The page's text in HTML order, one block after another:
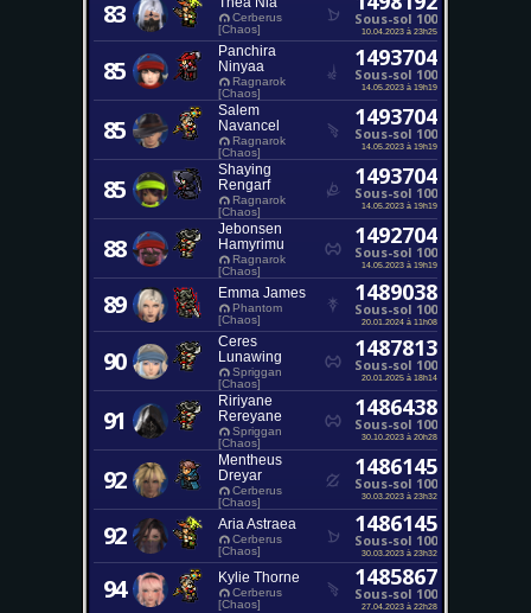
83
Cerberus
[Chaos]
Sous-sol 100
10.04.2023 à 23h25
85
Panchira
Ninyaa
Ragnarok
[Chaos]
1493704
Sous-sol 100
14.05.2023 à 19h19
85
Salem
Navancel
Ragnarok
[Chaos]
1493704
Sous-sol 100
14.05.2023 à 19h19
85
Shaying
Rengarf
Ragnarok
[Chaos]
1493704
Sous-sol 100
14.05.2023 à 19h19
88
Jebonsen
Hamyrimu
Ragnarok
[Chaos]
1492704
Sous-sol 100
14.05.2023 à 19h19
89 Emma James
Phantom
[Chaos]
1489038
Sous-sol 100
20.01.2024 à 11h08
90
Ceres
Lunawing
Spriggan
[Chaos]
1487813
Sous-sol 100
20.01.2025 à 18h14
91
Ririyane
Rereyane
Spriggan
[Chaos]
1486438
Sous-sol 100
30.10.2023 à 20h28
92
Mentheus
Dreyar
Cerberus
[Chaos]
1486145
Sous-sol 100
30.03.2023 à 23h32
92 Aria Astraea
Cerberus
[Chaos]
1486145
Sous-sol 100
30.03.2023 à 23h32
94 Kylie Thorne
Cerberus
[Chaos]
1485867
Sous-sol 100
27.04.2023 à 22h28